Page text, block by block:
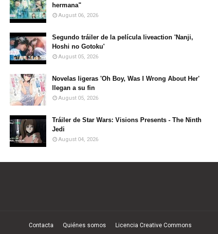
hermana"
August 06, 2026
Segundo tráiler de la película liveaction 'Nanji,
Hoshi no Gotoku'
August 05, 2026
Novelas ligeras 'Oh Boy, Was I Wrong About Her'
llegan a su fin
August 05, 2026
Tráiler de Star Wars: Visions Presents - The Ninth
Jedi
August 04, 2026
Contacta Quiénes somos Licencia Creative Commons